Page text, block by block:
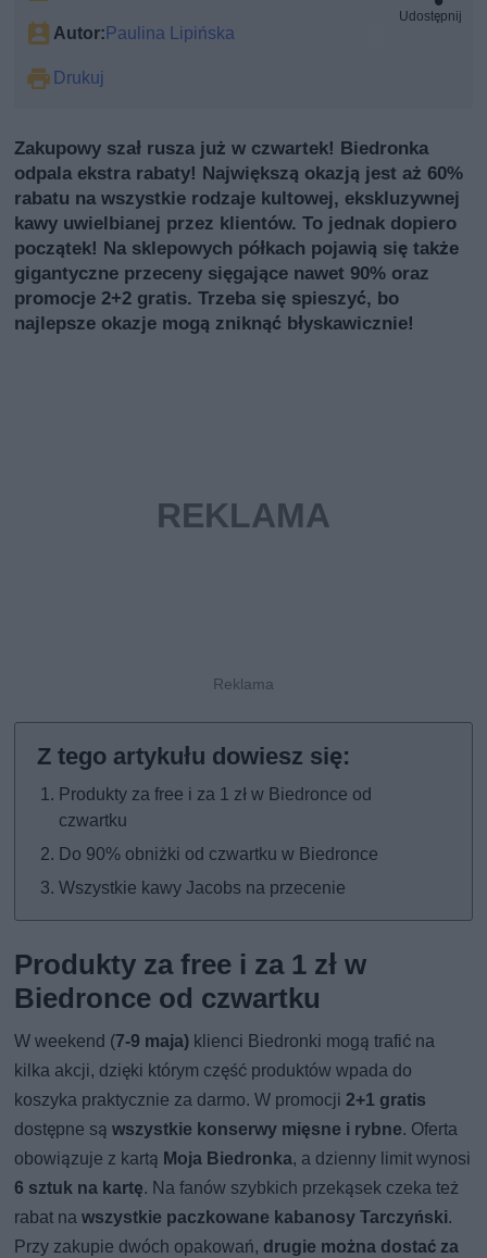
Autor:Paulina Lipińska
Drukuj
Udostępnij
Zakupowy szał rusza już w czwartek! Biedronka
odpala ekstra rabaty! Największą okazją jest aż 60%
rabatu na wszystkie rodzaje kultowej, ekskluzywnej
kawy uwielbianej przez klientów. To jednak dopiero
początek! Na sklepowych półkach pojawią się także
gigantyczne przeceny sięgające nawet 90% oraz
promocje 2+2 gratis. Trzeba się spieszyć, bo
najlepsze okazje mogą zniknąć błyskawicznie!
Produkty za free i za 1 zł w Biedronce od
czwartku
Do 90% obniżki od czwartku w Biedronce
Wszystkie kawy Jacobs na przecenie
Produkty za free i za 1 zł w
Biedronce od czwartku
W weekend (7-9 maja) klienci Biedronki mogą trafić na
kilka akcji, dzięki którym część produktów wpada do
koszyka praktycznie za darmo. W promocji2+1 gratis
dostępne sąwszystkie konserwy mięsne i rybne. Oferta
obowiązuje z kartą Moja Biedronka, a dzienny limit wynosi
6 sztuk na kartę. Na fanów szybkich przekąsek czeka też
rabat nawszystkie paczkowane kabanosy Tarczyński.
Przy zakupie dwóch opakowań, drugie można dostać za